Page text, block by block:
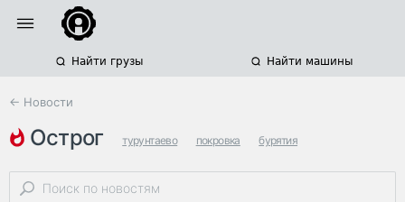
Найти грузы Найти машины
← Новости
острог турунтаево покровка бурятия